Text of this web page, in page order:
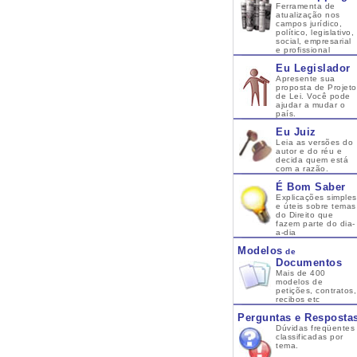
Ferramenta de
atualização nos
campos jurídico,
político, legislativo,
social, empresarial
e profissional
Eu Legislador
Apresente sua
proposta de Projeto
de Lei. Você pode
ajudar a mudar o
país.
Eu Juiz
Leia as versões do
autor e do réu e
decida quem está
com a razão.
É Bom Saber
Explicações simples
e úteis sobre temas
do Direito que
fazem parte do dia-
a-dia
Modelos de
Documentos
Mais de 400
modelos de
petições, contratos,
recibos etc
Perguntas e
Dúvidas freqüentes
classificadas por
tema.